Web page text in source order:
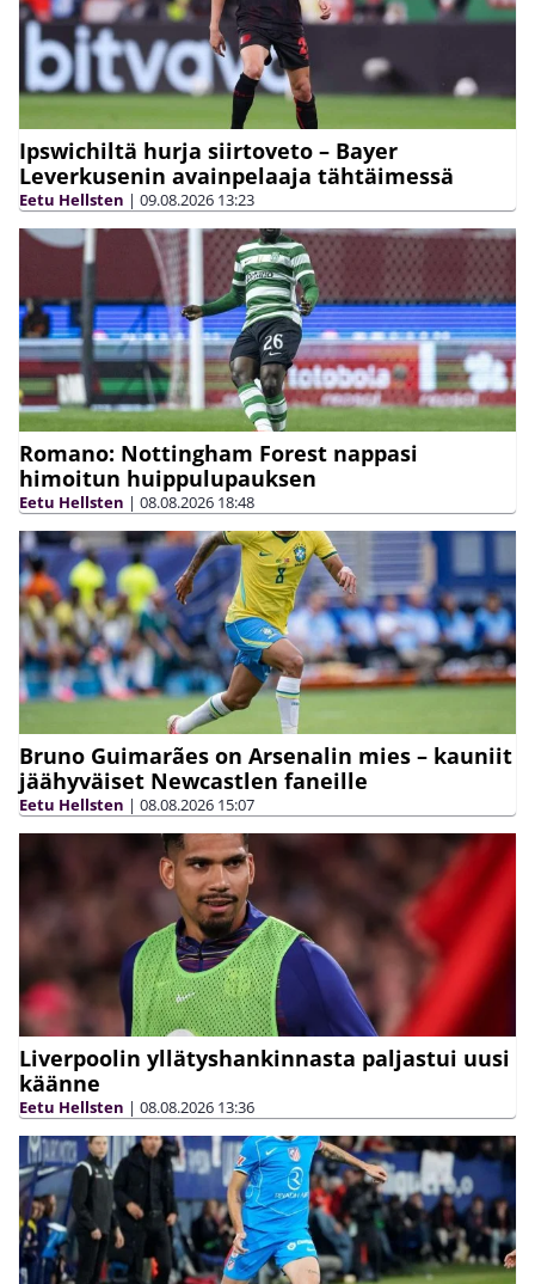
Ipswichiltä hurja siirtoveto – Bayer
Leverkusenin avainpelaaja tähtäimessä
Eetu Hellsten | 09.08.2026 13:23
Romano: Nottingham Forest nappasi
himoitun huippulupauksen
Eetu Hellsten | 08.08.2026 18:48
Bruno Guimarães on Arsenalin mies – kauniit
jäähyväiset Newcastlen faneille
Eetu Hellsten | 08.08.2026 15:07
Liverpoolin yllätyshankinnasta paljastui uusi
käänne
Eetu Hellsten | 08.08.2026 13:36